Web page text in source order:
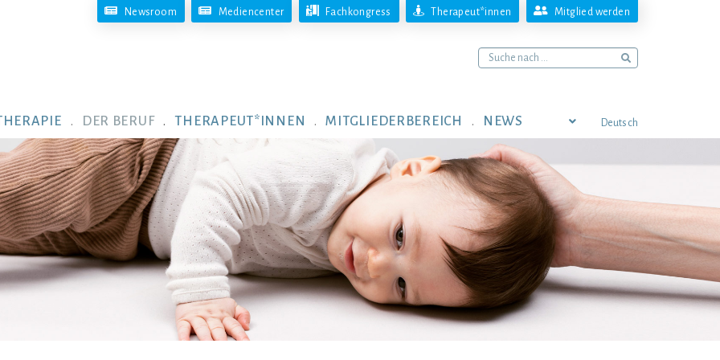
Newsroom Mediencenter Fachkongress Therapeut*innen Mitglied werden
DER BERUF THERAPEUT*INNEN MITGLIEDERBEREICH NEWS Deutsch